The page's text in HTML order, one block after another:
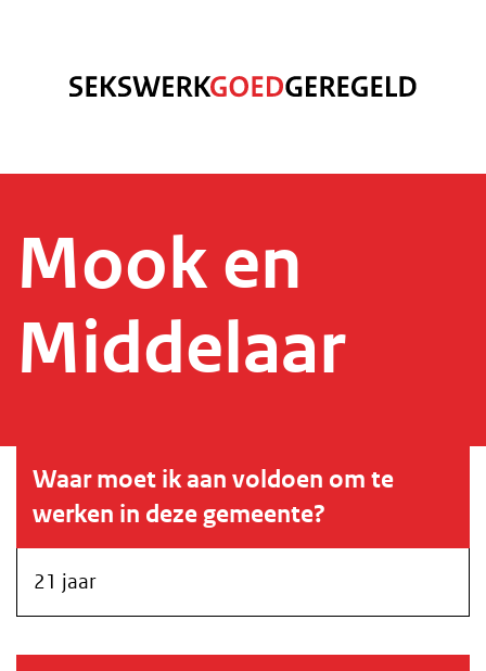
Mook en
Middelaar
Waar moet ik aan voldoen om te
werken in deze gemeente?
21 jaar